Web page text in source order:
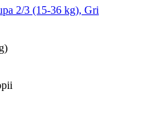
2/3 (15-36 kg), Gri